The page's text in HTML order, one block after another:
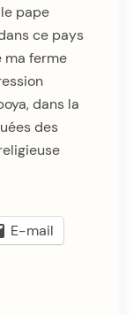
pape
ce pays
ma ferme
dans la
des
E-mail